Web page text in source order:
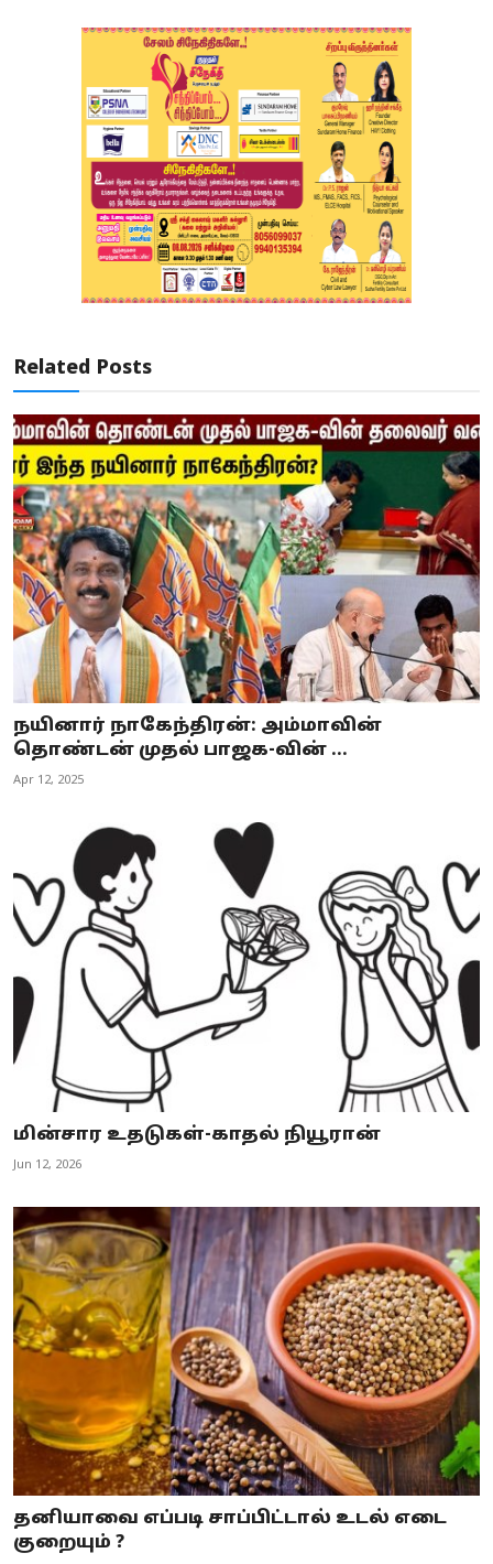
Related Posts
நயினார் நாகேந்திரன்: அம்மாவின்
தொண்டன் முதல் பாஜக-வின் ...
Apr 12, 2025
மின்சார உதடுகள்-காதல் நியூரான்
Jun 12, 2026
தனியாவை எப்படி சாப்பிட்டால் உடல் எடை
குறையும் ?